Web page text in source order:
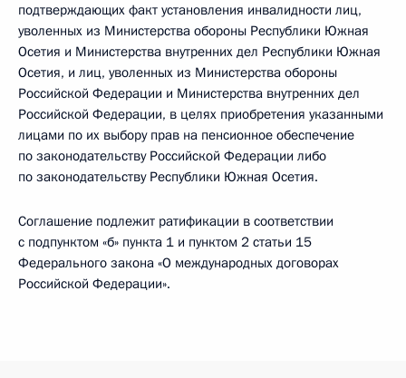
подтверждающих факт установления инвалидности лиц,
уволенных из Министерства обороны Республики Южная
Осетия и Министерства внутренних дел Республики Южная
Осетия, и лиц, уволенных из Министерства обороны
Российской Федерации и Министерства внутренних дел
Российской Федерации, в целях приобретения указанными
лицами по их выбору прав на пенсионное обеспечение
по законодательству Российской Федерации либо
по законодательству Республики Южная Осетия.
Соглашение подлежит ратификации в соответствии
с подпунктом «б» пункта 1 и пунктом 2 статьи 15
Федерального закона «О международных договорах
Российской Федерации».